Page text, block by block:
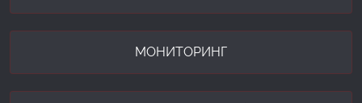
МОНИТОРИНГ